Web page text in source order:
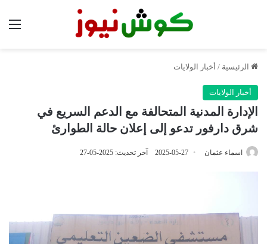
الرئيسية / أخبار الولايات
أخبار الولايات
الإدارة المدنية المتحالفة مع الدعم السريع في
شرق دارفور تدعو إلى إعلان حالة الطوارئ
اسماء عثمان 2025-05-27 آخر تحديث: 2025-05-27